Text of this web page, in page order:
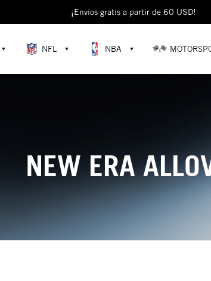
¡Envíos gratis a partir de 60 USD!
NFL NBA
NEW ERA